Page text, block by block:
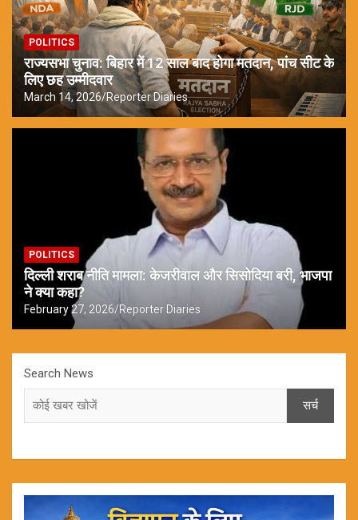
POLITICS
राज्यसभा चुनाव: बिहार में 12 साल बाद होगा मतदान, पांच सीट के
लिए छह उम्मीदवार
March 14, 2026 Reporter Diaries
POLITICS
दिल्ली शराब नीति मामला: केजरीवाल और सिसोदिया बरी, भाजपा
ने क्या कहा?
February 27, 2026 Reporter Diaries
Search News
सर्च